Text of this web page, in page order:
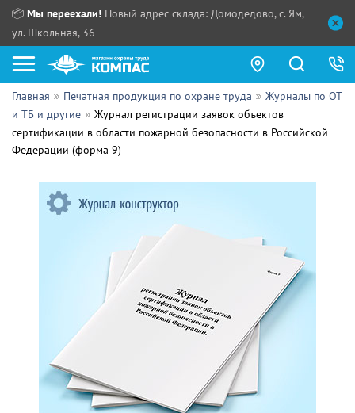
📦 Мы переехали! Новый адрес склада: Домодедово, с. Ям,
ул. Школьная, 36
Как купить?
Прайс-листы
Партнерам
ПН - ЧТ:
ПТ:
Главная Печатная продукция по охране труда
Журналы по ОТ
и ТБ и другие
Журнал регистрации заявок объектов
сертификации в области пожарной безопасности в Российской
Федерации (форма 9)